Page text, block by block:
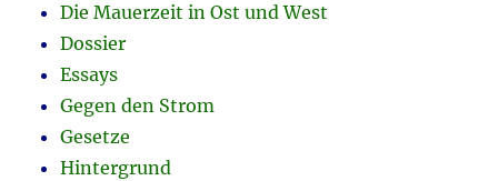
Die Mauerzeit in Ost und West
Dossier
Essays
Gegen den Strom
Gesetze
Hintergrund